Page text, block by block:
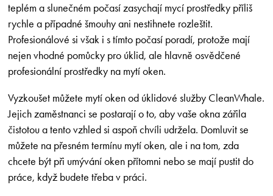
teplém a slunečném počasí zasychají mycí prostředky příliš
rychle a případné šmouhy ani nestihnete rozleštit.
Profesionálové si však i s tímto počasí poradí, protože mají
nejen vhodné pomůcky pro úklid, ale hlavně osvědčené
profesionální prostředky na mytí oken.
Vyzkoušet můžete mytí oken od úklidové služby CleanWhale.
Jejich zaměstnanci se postarají o to, aby vaše okna zářila
čistotou a tento vzhled si aspoň chvíli udržela. Domluvit se
můžete na přesném termínu mytí oken, ale i na tom, zda
chcete být při umývání oken přítomni nebo se mají pustit do
práce, když budete třeba v práci.